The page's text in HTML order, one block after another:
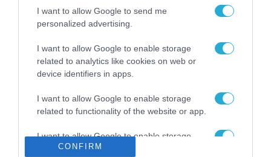
I want to allow Google to send me
personalized advertising.
I want to allow Google to enable storage
related to analytics like cookies on web or
device identifiers in apps.
I want to allow Google to enable storage
related to functionality of the website or app.
I want to allow Google to enable storage
related to personalization.
CONFIRM
31.07.2026
Τεχνητή Νοημοσύνη
δεν είναι απλώς μια
νέα τεχνολογία, είναι
επανάσταση»
31.07.2026
Νέος οδηγός του ΕΚΤ
για τη χρηματοδότηση
των ελληνικών
επιχειρήσεων στον
χώρο της άμυνας